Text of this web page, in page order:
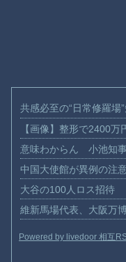
共感必至の“日常修羅場”
【画像】整形で2400
意味わからん 小池知
中国大使館が異例の注
大谷の100人ロス招待
維新馬場代表、大阪万
Powered by livedoor 相互